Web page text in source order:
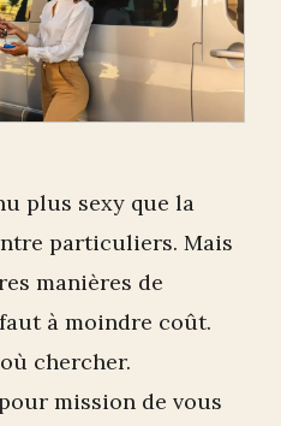
plus sexy que la
particuliers. Mais
manières de
à moindre coût.
chercher.
mission de vous